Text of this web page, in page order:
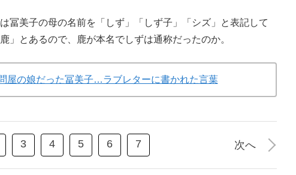
冨美子の母の名前を「しず」「しず子」「シズ」と表記して
」とあるので、鹿が本名でしずは通称だったのか。
屋の娘だった冨美子…ラブレターに書かれた言葉
3 4 5 6 7 次へ